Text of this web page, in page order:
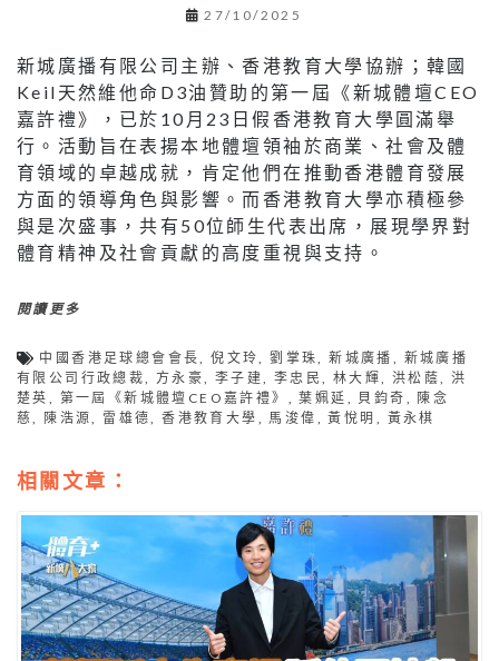
27/10/2025
新城廣播有限公司主辦、香港教育大學協辦；韓國
Keil天然維他命D3油贊助的第一屆《新城體壇CEO
嘉許禮》，已於10月23日假香港教育大學圓滿舉
行。活動旨在表揚本地體壇領袖於商業、社會及體
育領域的卓越成就，肯定他們在推動香港體育發展
方面的領導角色與影響。而香港教育大學亦積極參
與是次盛事，共有50位師生代表出席，展現學界對
體育精神及社會貢獻的高度重視與支持。
閱讀更多
中國香港足球總會會長 ,倪文玲 ,劉掌珠 ,新城廣播
新城廣播
有限公司行政總裁
,方永豪 ,李子建 ,李忠民 ,林大輝 ,洪松蔭 ,洪
楚英
第一屆《新城體壇CEO嘉許禮》 ,葉姵延 貝鈞奇
陳念
慈
陳浩源 雷雄德 ,香港教育大學 馬浚偉 ,黃悅明 黃永棋
相關文章：